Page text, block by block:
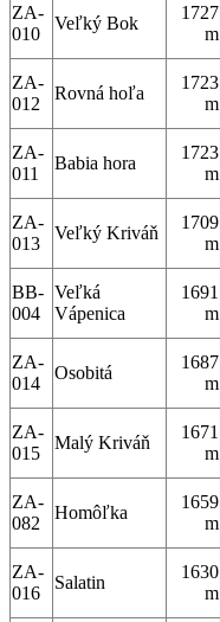
ZA-
010
Veľký Bok
1727
m
ZA-
012
Rovná hoľa
1723
m
ZA-
011
Babia hora
1723
m
ZA-
013
Veľký Kriváň
1709
m
BB-
004
Veľká
Vápenica
1691
m
ZA-
014
Osobitá
1687
m
ZA-
015
Malý Kriváň
1671
m
ZA-
082
Homôľka
1659
m
ZA-
016
Salatin
1630
m